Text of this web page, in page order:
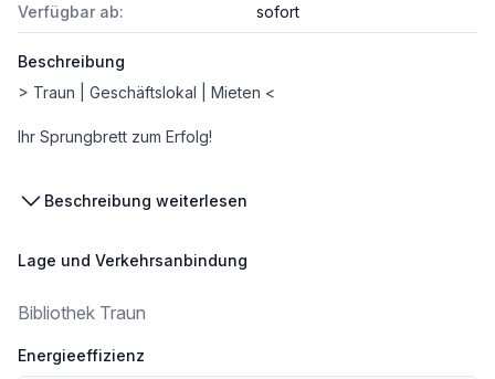
Verfügbar ab: sofort
Beschreibung
> Traun | Geschäftslokal | Mieten <
Ihr Sprungbrett zum Erfolg!
Dieses Objekt bietet Ihnen die perfekte Basis für Ihr Unternehmen!
+ 86 m² Geschäftsfläche
+ große Schaufenster
+ Parkplätze für Ihre Kunden direkt an der Straße vor dem Haus
Beschreibung weiterlesen
Lage und Verkehrsanbindung
Bibliothek Traun
Energieeffizienz